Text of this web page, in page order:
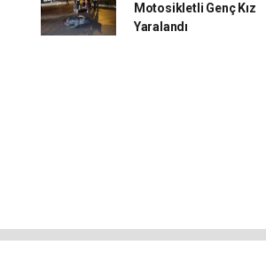
Motosikletli Genç Kız
Yaralandı